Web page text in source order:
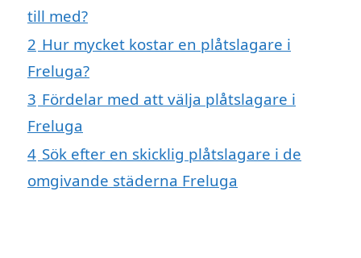
till med?
2 Hur mycket kostar en plåtslagare i
Freluga?
3 Fördelar med att välja plåtslagare i
Freluga
4 Sök efter en skicklig plåtslagare i de
omgivande städerna Freluga